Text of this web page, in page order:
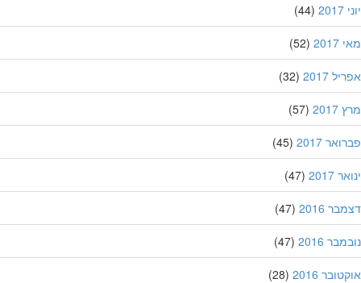
(44)
(52)
2017
(32)
(57)
2017
(45)
2017
(47)
2016
(47)
2016
(47)
2016
(28)